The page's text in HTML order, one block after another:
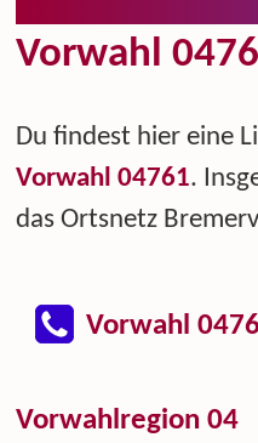
Vorwahl
Du findest hier eine
Vorwahl 04761.
das Ortsnetz
Vorwahl
Vorwahlregion 04